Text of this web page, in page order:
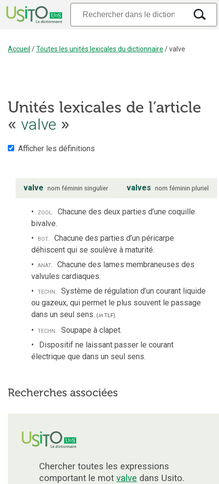
Accueil /Toutes les unités lexicales du dictionnaire /valve
Unités lexicales de l’article
« valve »
Afficher les définitions
valve nom féminin singulier valves nom féminin pluriel
zool. Chacune des deux parties d’une coquille
bivalve.
bot. Chacune des parties d’un péricarpe
déhiscent qui se soulève à maturité.
anat. Chacune des lames membraneuses des
valvules cardiaques.
techn. Système de régulation d’un courant liquide
ou gazeux, qui permet le plus souvent le passage
dans un seul sens. (inTLF)
techn. Soupape à clapet.
Dispositif ne laissant passer le courant
électrique que dans un seul sens.
Recherches associées
Chercher toutes les expressions
comportant le mot valve dans Usito.